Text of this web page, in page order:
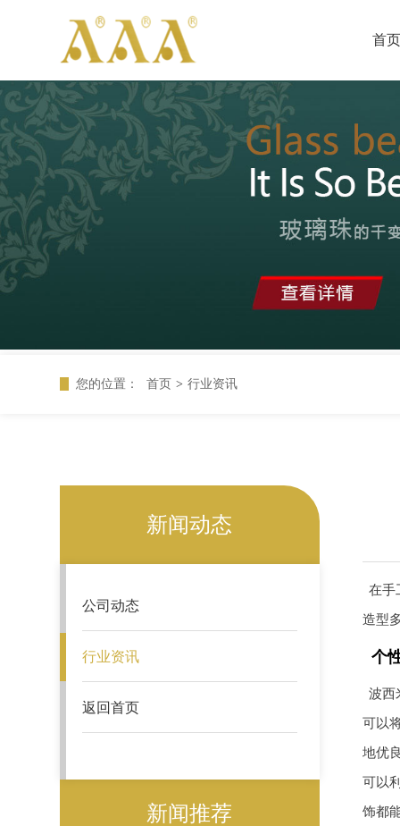
首
您的位置： 首页 > 行业资讯
新闻动态
公司动态
行业资讯
返回首页
新闻推荐
在手
造型
个
波西
可以
地优
可以
饰都